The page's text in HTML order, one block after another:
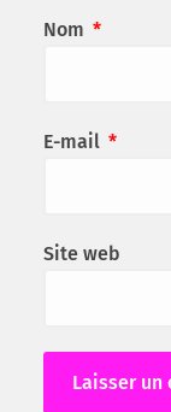
Nom *
E-mail *
Site web